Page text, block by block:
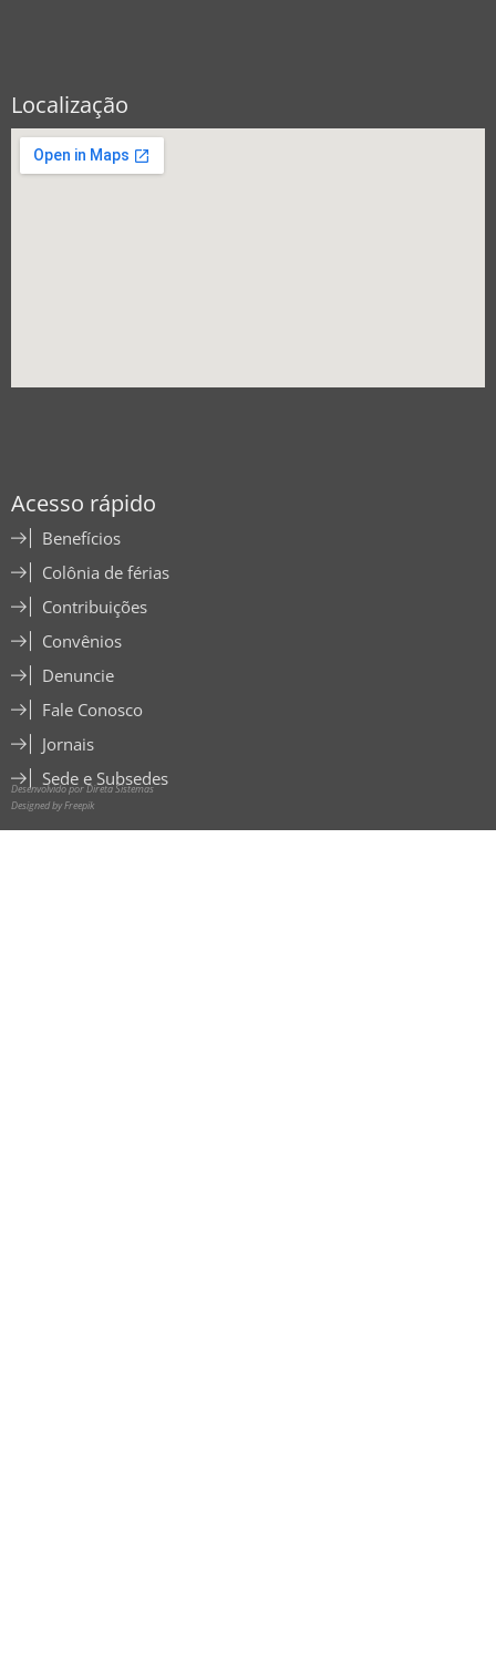
Localização
Acesso rápido
Benefícios
Colônia de férias
Contribuições
Convênios
Denuncie
Fale Conosco
Jornais
Sede e Subsedes
Desenvolvido por Direta Sistemas
Designed by Freepik